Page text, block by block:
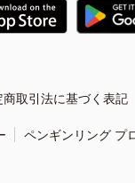
商取引法に基づく表記
ペンギンリング プ